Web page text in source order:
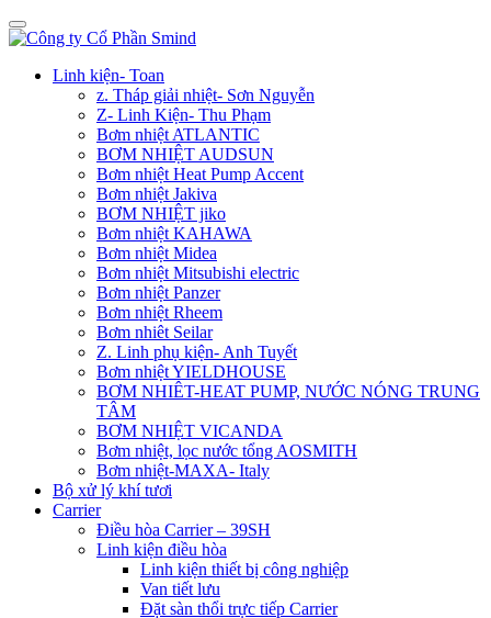
Linh kiện- Toan
z. Tháp giải nhiệt- Sơn Nguyễn
Z- Linh Kiện- Thu Phạm
Bơm nhiệt ATLANTIC
BƠM NHIỆT AUDSUN
Bơm nhiệt Heat Pump Accent
Bơm nhiệt Jakiva
BƠM NHIỆT jiko
Bơm nhiệt KAHAWA
Bơm nhiệt Midea
Bơm nhiệt Mitsubishi electric
Bơm nhiệt Panzer
Bơm nhiệt Rheem
Bơm nhiêt Seilar
Z. Linh phụ kiện- Anh Tuyết
Bơm nhiệt YIELDHOUSE
BƠM NHIÊT-HEAT PUMP, NƯỚC NÓNG TRUNG
TÂM
BƠM NHIỆT VICANDA
Bơm nhiệt, lọc nước tổng AOSMITH
Bơm nhiệt-MAXA- Italy
Bộ xử lý khí tươi
Carrier
Điều hòa Carrier – 39SH
Linh kiện điều hòa
Linh kiện thiết bị công nghiệp
Van tiết lưu
Đặt sàn thổi trực tiếp Carrier